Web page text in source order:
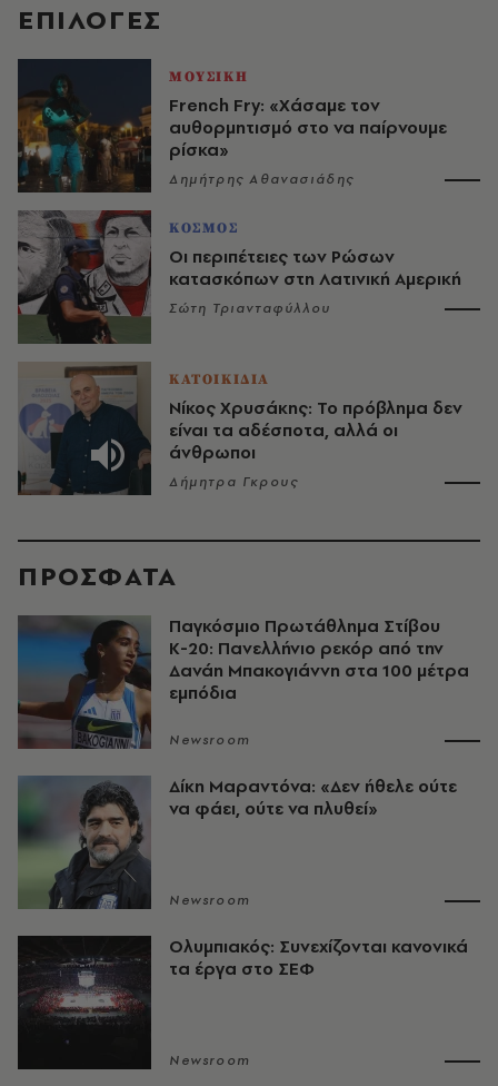
EΠΙΛΟΓΈΣ
ΜΟΥΣΙΚΗ
French Fry: «Χάσαμε τον
αυθορμητισμό στο να παίρνουμε
ρίσκα»
Δημήτρης Αθανασιάδης
ΚΟΣΜΟΣ
Οι περιπέτειες των Ρώσων
κατασκόπων στη Λατινική Αμερική
Σώτη Τριανταφύλλου
ΚΑΤΟΙΚΙΔΙΑ
Νίκος Χρυσάκης: Το πρόβλημα δεν
είναι τα αδέσποτα, αλλά οι
άνθρωποι
Δήμητρα Γκρους
ΠΡΟΣΦΑΤΑ
Παγκόσμιο Πρωτάθλημα Στίβου
Κ-20: Πανελλήνιο ρεκόρ από την
Δανάη Μπακογιάννη στα 100 μέτρα
εμπόδια
Newsroom
Δίκη Μαραντόνα: «Δεν ήθελε ούτε
να φάει, ούτε να πλυθεί»
Newsroom
Ολυμπιακός: Συνεχίζονται κανονικά
τα έργα στο ΣΕΦ
Newsroom